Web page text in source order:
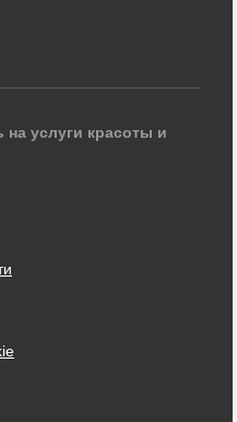
услуги красоты и